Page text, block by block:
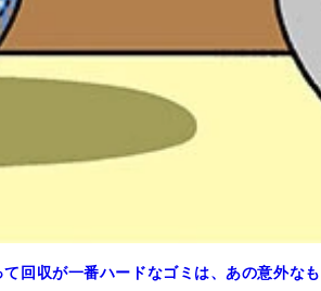
て回収が一番ハードなゴミは、あの意外な